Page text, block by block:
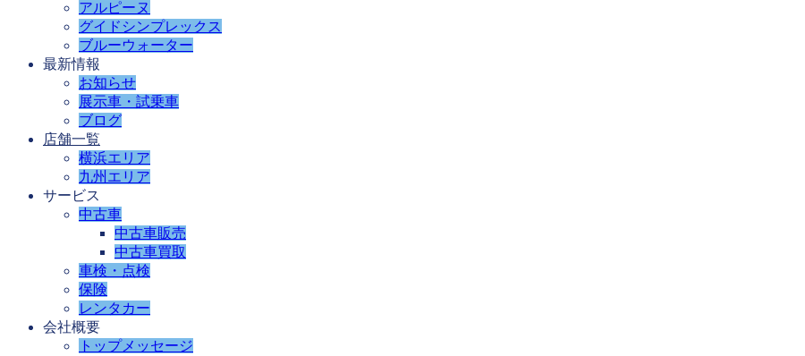
アルピーヌ
グイドシンプレックス
ブルーウォーター
最新情報
お知らせ
展示車・試乗車
ブログ
店舗一覧
横浜エリア
九州エリア
サービス
中古車
中古車販売
中古車買取
車検・点検
保険
レンタカー
会社概要
トップメッセージ